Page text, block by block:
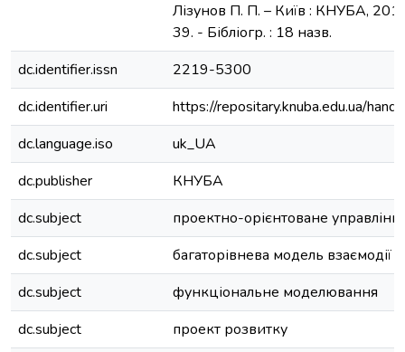
Лізунов П. П. – Київ : КНУБА,
39. - Бібліогр. : 18 назв.
dc.identifier.issn
2219-5300
dc.identifier.uri
https://repositary.knuba.edu.ua/
dc.language.iso
uk_UA
dc.publisher
КНУБА
dc.subject
проектно-орієнтоване
dc.subject
багаторівнева модель взаємодії
dc.subject
функціональне моделювання
dc.subject
проект розвитку